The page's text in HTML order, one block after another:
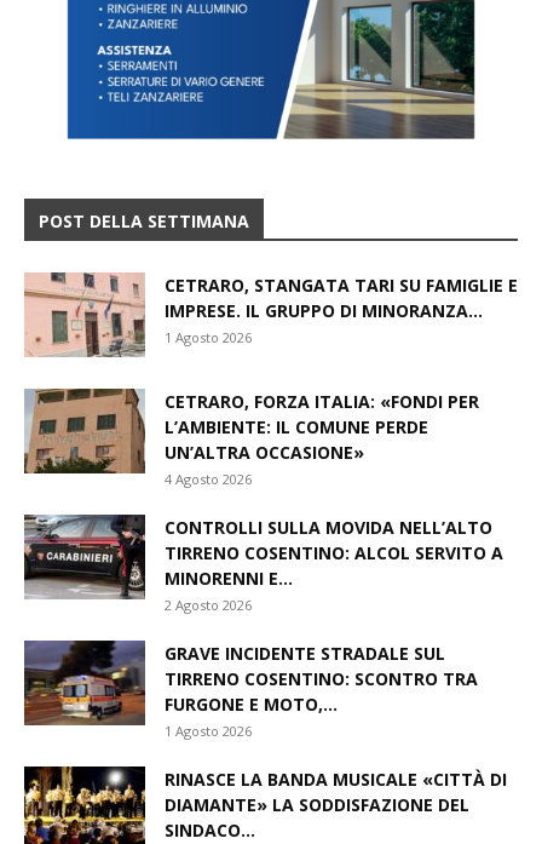
POST DELLA SETTIMANA
CETRARO, STANGATA TARI SU FAMIGLIE E
IMPRESE. IL GRUPPO DI MINORANZA...
1 Agosto 2026
CETRARO, FORZA ITALIA: «FONDI PER
L’AMBIENTE: IL COMUNE PERDE
UN’ALTRA OCCASIONE»
4 Agosto 2026
CONTROLLI SULLA MOVIDA NELL’ALTO
TIRRENO COSENTINO: ALCOL SERVITO A
MINORENNI E...
2 Agosto 2026
GRAVE INCIDENTE STRADALE SUL
TIRRENO COSENTINO: SCONTRO TRA
FURGONE E MOTO,...
1 Agosto 2026
RINASCE LA BANDA MUSICALE «CITTÀ DI
DIAMANTE» LA SODDISFAZIONE DEL
SINDACO...